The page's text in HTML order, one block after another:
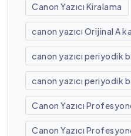
Canon Yazıcı Kiralama
canon yazıcı Orijinal A
canon yazıcı periyodik
canon yazıcı periyodik
Canon Yazıcı
Canon Yazıcı